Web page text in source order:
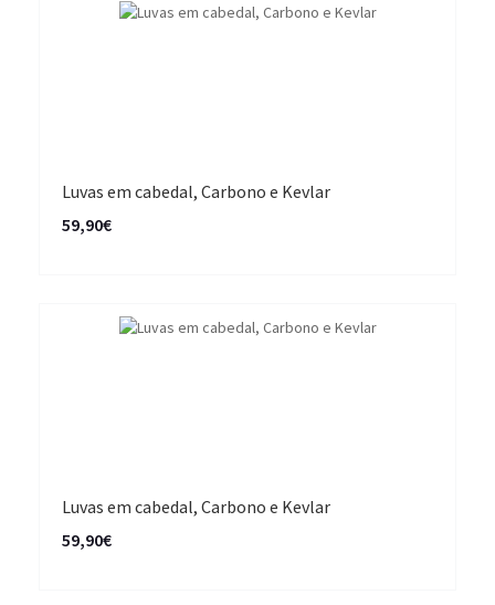
Luvas em cabedal, Carbono e Kevlar
59,90€
Luvas em cabedal, Carbono e Kevlar
59,90€